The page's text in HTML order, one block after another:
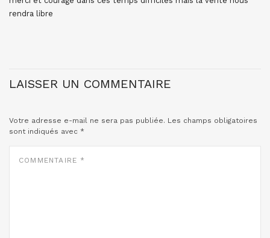
rendra libre
LAISSER UN COMMENTAIRE
Votre adresse e-mail ne sera pas publiée. Les champs obligatoires
sont indiqués avec *